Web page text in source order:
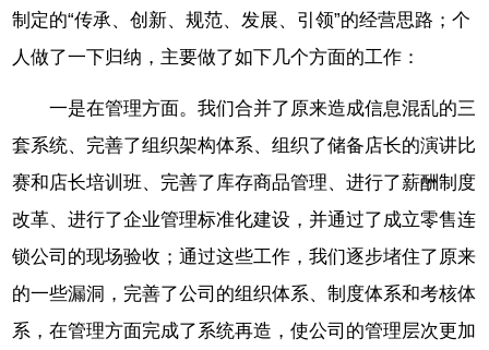
制定的“传承、创新、规范、发展、引领”的经营思路；个
人做了一下归纳，主要做了如下几个方面的工作：
一是在管理方面。我们合并了原来造成信息混乱的三
套系统、完善了组织架构体系、组织了储备店长的演讲比
赛和店长培训班、完善了库存商品管理、进行了薪酬制度
改革、进行了企业管理标准化建设，并通过了成立零售连
锁公司的现场验收；通过这些工作，我们逐步堵住了原来
的一些漏洞，完善了公司的组织体系、制度体系和考核体
系，在管理方面完成了系统再造，使公司的管理层次更加